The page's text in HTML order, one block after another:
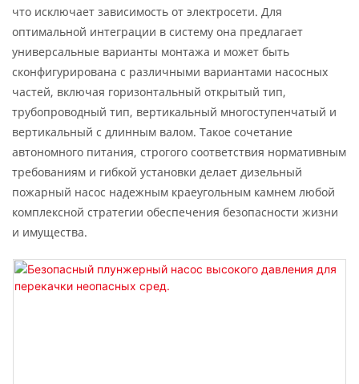
что исключает зависимость от электросети. Для
оптимальной интеграции в систему она предлагает
универсальные варианты монтажа и может быть
сконфигурирована с различными вариантами насосных
частей, включая горизонтальный открытый тип,
трубопроводный тип, вертикальный многоступенчатый и
вертикальный с длинным валом. Такое сочетание
автономного питания, строгого соответствия нормативным
требованиям и гибкой установки делает дизельный
пожарный насос надежным краеугольным камнем любой
комплексной стратегии обеспечения безопасности жизни
и имущества.